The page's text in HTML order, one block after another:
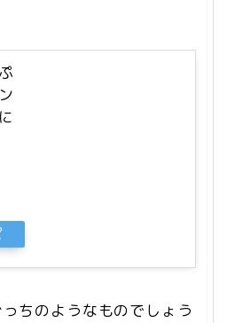
ちのようなものでしょう